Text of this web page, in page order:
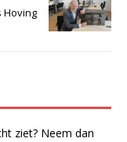
Hoving
ziet? Neem dan